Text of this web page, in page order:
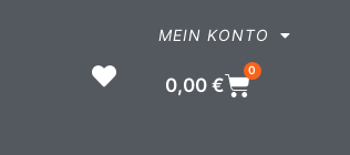
MEIN KONTO
0,00 €
0